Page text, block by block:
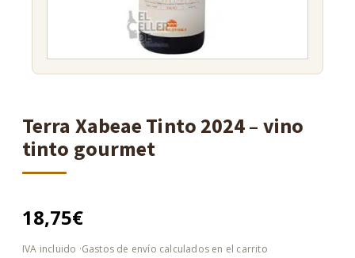
Terra Xabeae Tinto 2024 – vino
tinto gourmet
18,75€